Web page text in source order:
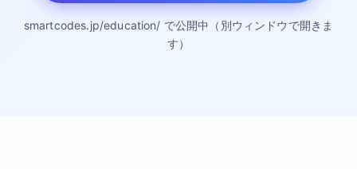
smartcodes.jp/education/ で公開中（別ウィンドウで開きま
す）